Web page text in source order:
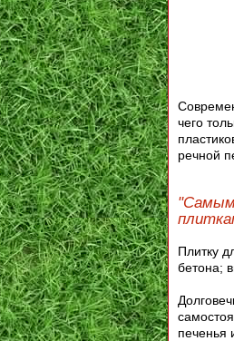
чего
речной
"Самым
Плитку
бетона;
печенья